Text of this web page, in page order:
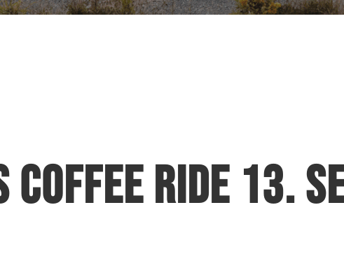
COFFEE RIDE 13.